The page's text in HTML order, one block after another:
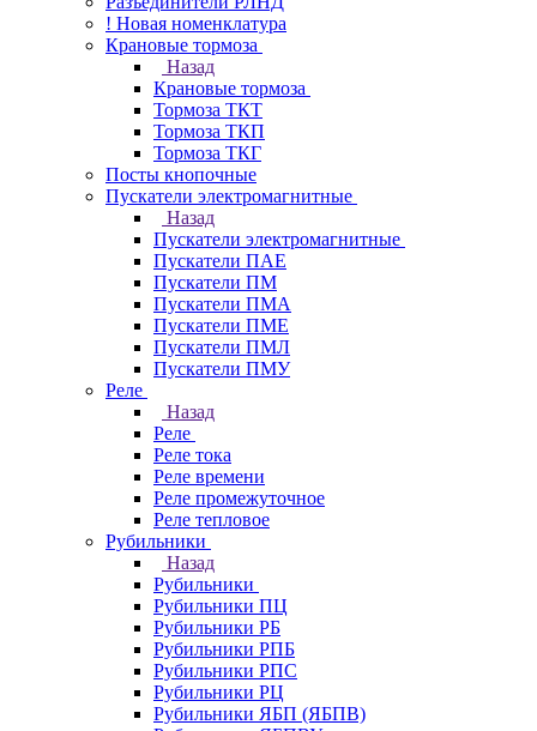
! Новая номенклатура
Крановые тормоза
Назад
Крановые тормоза
Тормоза ТКТ
Тормоза ТКП
Тормоза ТКГ
Посты кнопочные
Пускатели электромагнитные
Назад
Пускатели электромагнитные
Пускатели ПАЕ
Пускатели ПМ
Пускатели ПМА
Пускатели ПМЕ
Пускатели ПМЛ
Пускатели ПМУ
Реле
Назад
Реле
Реле тока
Реле времени
Реле промежуточное
Реле тепловое
Рубильники
Назад
Рубильники
Рубильники ПЦ
Рубильники РБ
Рубильники РПБ
Рубильники РПС
Рубильники РЦ
Рубильники ЯБП (ЯБПВ)